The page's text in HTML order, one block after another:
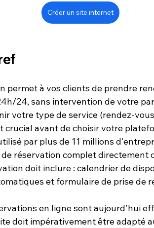
Créer un site internet
permet à vos clients de prendre
24, sans intervention de votre
votre type de service (rendez-
crucial avant de choisir votre
par plus de 11 millions
réservation complet directement
doit inclure : calendrier de
et formulaire de prise de
en ligne sont aujourd'hui
doit impérativement être adapté